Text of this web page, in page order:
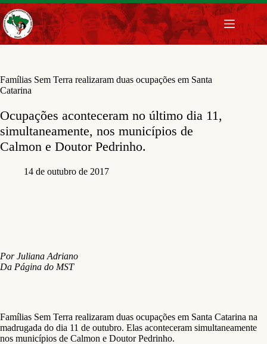
Pular
para
o
conteúdo
​Famílias Sem Terra realizaram duas ocupações em Santa
Catarina
Ocupações aconteceram no último dia 11,
simultaneamente, nos municípios de
Calmon e Doutor Pedrinho.
14 de outubro de 2017
Por Juliana Adriano
Da Página do MST
Famílias Sem Terra realizaram duas ocupações em Santa Catarina na
madrugada do dia 11 de outubro. Elas aconteceram simultaneamente
nos municípios de Calmon e Doutor Pedrinho.